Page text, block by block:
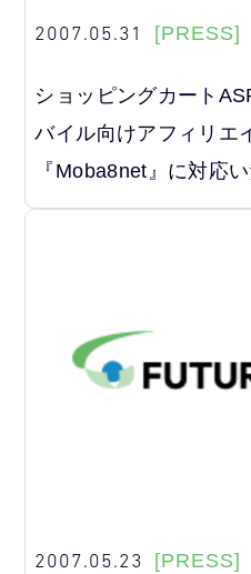
2007.05.31 [PRESS]
ショッピングカート
バイル向けアフィリエ
『Moba8net』に対応
2007.05.23 [PRESS]